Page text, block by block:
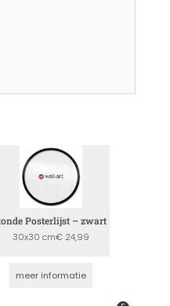
Posterlijst – zwart
30x30 cm€ 24,99
meer informatie